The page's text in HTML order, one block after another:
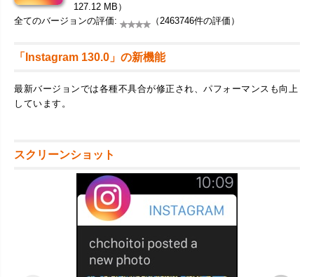
127.12 MB）
全てのバージョンの評価:
（2463746件の評価）
「Instagram 130.0」の新機能
最新バージョンでは各種不具合が修正され、パフォーマンスも向上
しています。
スクリーンショット